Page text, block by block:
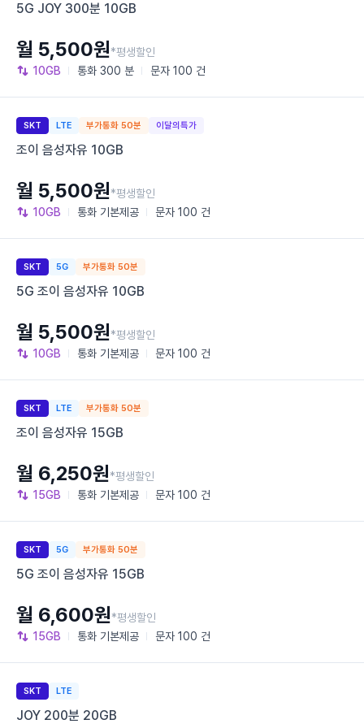
5G JOY 300분 10GB
10GB 통화 300 분 문자 100 건
월 5,500원*평생할인
SKT LTE 부가통화 50분 이달의특가
조이 음성자유 10GB
10GB 통화 기본제공 문자 100 건
월 5,500원*평생할인
SKT 5G 부가통화 50분
5G 조이 음성자유 10GB
10GB 통화 기본제공 문자 100 건
월 5,500원*평생할인
SKT LTE 부가통화 50분
조이 음성자유 15GB
15GB 통화 기본제공 문자 100 건
월 6,250원*평생할인
SKT 5G 부가통화 50분
5G 조이 음성자유 15GB
15GB 통화 기본제공 문자 100 건
월 6,600원*평생할인
SKT LTE
JOY 200분 20GB